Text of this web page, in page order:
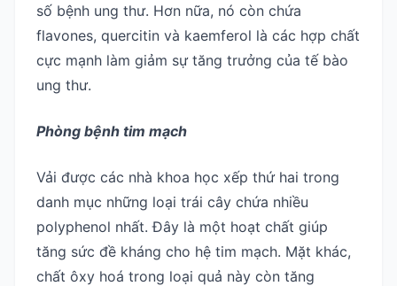
số bệnh ung thư. Hơn nữa, nó còn chứa
flavones, quercitin và kaemferol là các hợp chất
cực mạnh làm giảm sự tăng trưởng của tế bào
ung thư.
Phòng bệnh tim mạch
Vải được các nhà khoa học xếp thứ hai trong
danh mục những loại trái cây chứa nhiều
polyphenol nhất. Đây là một hoạt chất giúp
tăng sức đề kháng cho hệ tim mạch. Mặt khác,
chất ôxy hoá trong loại quả này còn tăng